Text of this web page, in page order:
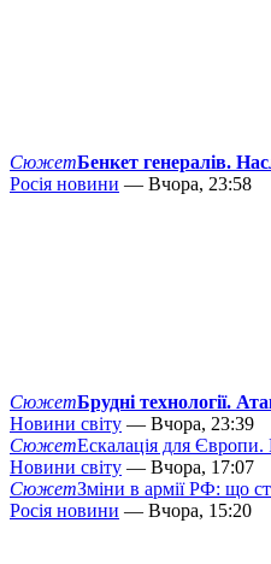
СюжетБенкет генералів.
Росія новини — Вчора, 23:58
СюжетБрудні технології.
Новини світу — Вчора, 23:39
СюжетЕскалація для
Новини світу — Вчора, 17:07
СюжетЗміни в армії РФ: що
Росія новини — Вчора, 15:20